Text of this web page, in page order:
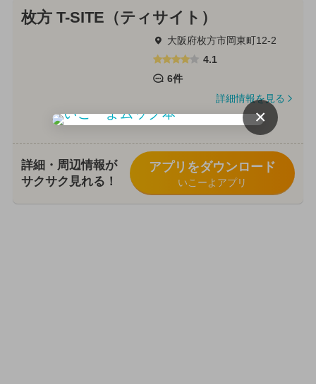
枚方 T-SITE（ティサイト）
大阪府枚方市岡東町12-2
4.1
6件
詳細情報を見る
詳細・周辺情報が
サクサク見れる！
アプリをダウンロード
いこーよアプリ
×